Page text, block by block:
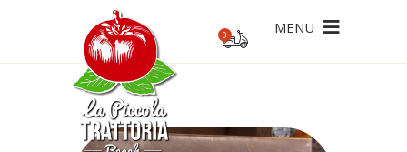
0
un pedido mínimo de 20€
MENU